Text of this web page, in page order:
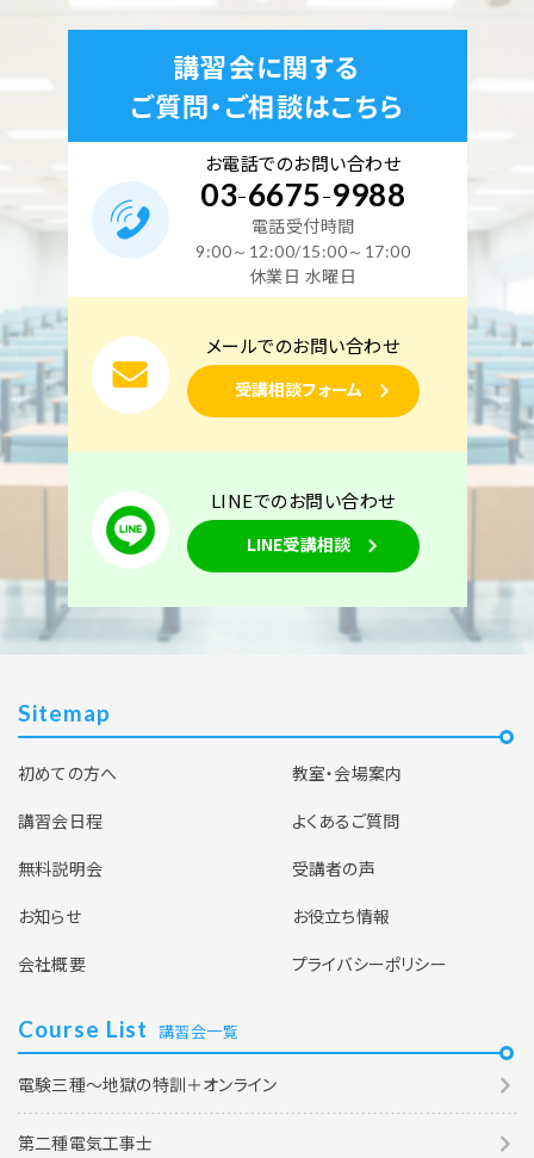
講習会に関する
ご質問・ご相談はこちら
お電話でのお問い合わせ
03-6675-9988
電話受付時間
9:00～12:00/15:00～17:00
休業日 水曜日
メールでのお問い合わせ
受講相談フォーム
LINEでのお問い合わせ
LINE受講相談
Sitemap
初めての方へ
教室・会場案内
講習会日程
よくあるご質問
無料説明会
受講者の声
お知らせ
お役立ち情報
会社概要
プライバシーポリシー
Course List 講習会一覧
電験三種～地獄の特訓＋オンライン
第二種電気工事士